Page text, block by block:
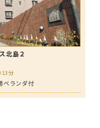
北島２
13分
ベランダ付